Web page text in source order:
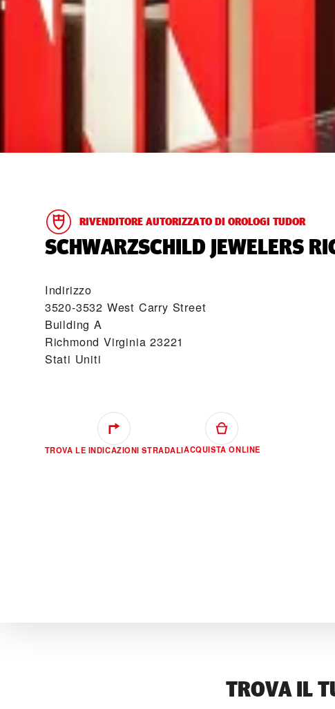
RIVENDITORE AUTORIZZATO DI OROLOGI TUDOR
‭SCHWARZSCHILD JEWELERS
Indirizzo
3520-3532 West Carry Street
Building A
Richmond Virginia 23221
Stati Uniti
TROVA LE INDICAZIONI STRADALIACQUISTA ONLINE
TROVA IL